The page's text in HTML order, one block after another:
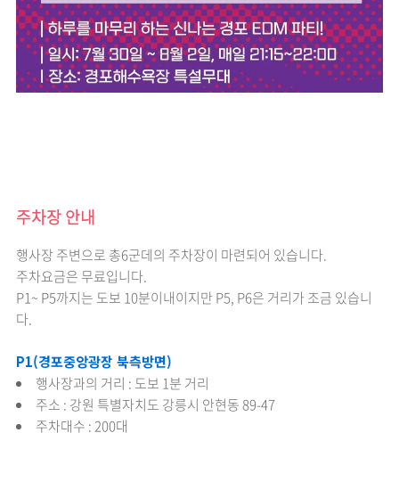
주차장 안내
행사장 주변으로 총6군데의 주차장이 마련되어 있습니다.
주차요금은 무료입니다.
P1~ P5까지는 도보 10분이내이지만 P5, P6은 거리가 조금 있습니
다.
P1(경포중앙광장 북측방면)
행사장과의 거리 : 도보 1분 거리
주소 : 강원 특별자치도 강릉시 안현동 89-47
주차대수 : 200대